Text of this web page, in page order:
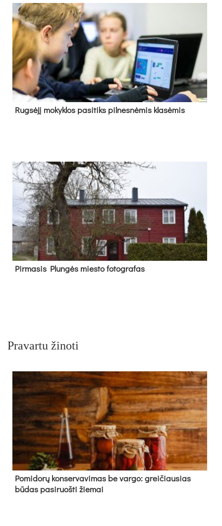
Rug­sė­jį mo­kyk­los pa­si­tiks pil­nes­nė­mis kla­sė­mis
Pir­ma­sis Plun­gės mies­to fo­tog­ra­fas
Pravartu žinoti
Pomidorų konservavimas be vargo: greičiausias
būdas pasiruošti žiemai